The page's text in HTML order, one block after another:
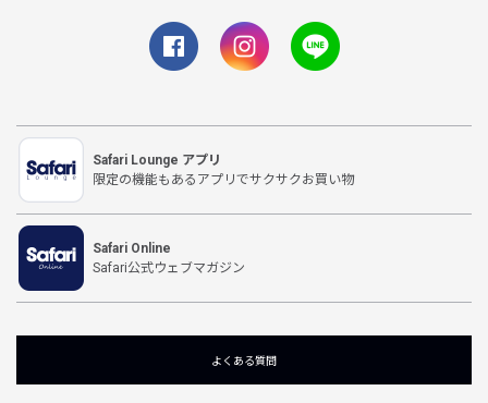
Safari Lounge アプリ
限定の機能もあるアプリでサクサクお買い物
Safari Online
Safari公式ウェブマガジン
よくある質問